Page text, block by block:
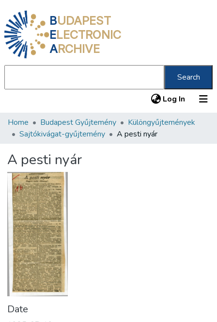
BUDAPEST
ELECTRONIC
ARCHIVE
Search
Log In (current)
Communities & Collections
Statistics
About us
Home Budapest Gyűjtemény
Különgyűjtemények
Sajtókivágat-gyűjtemény
A pesti nyár
A pesti nyár
Date